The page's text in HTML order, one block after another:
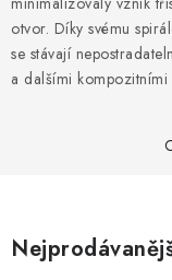
RUČNÍ NÁŘADÍ,
STROJE
STROJE DO DÍLNY
otvor. Díky svému
se stávají
a dalšími kompozitními